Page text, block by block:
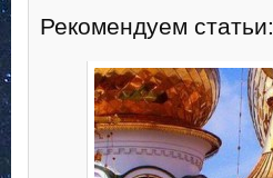
Рекомендуем статьи: